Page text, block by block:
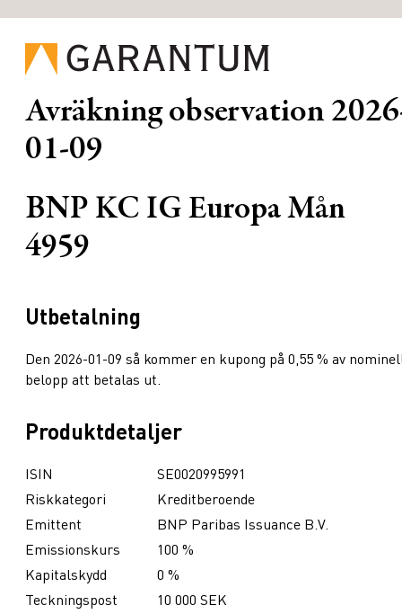
Avräkning observation
01-09
BNP KC IG Europa Mån
4959
Utbetalning
Den 2026-01-09 så kommer en kupong på 0,55 % av
belopp att betalas ut.
Produktdetaljer
ISIN
SE0020995991
Riskkategori
Kreditberoende
Emittent
BNP Paribas Issuance B.V.
Emissionskurs
100 %
Kapitalskydd
0 %
Teckningspost
10 000 SEK